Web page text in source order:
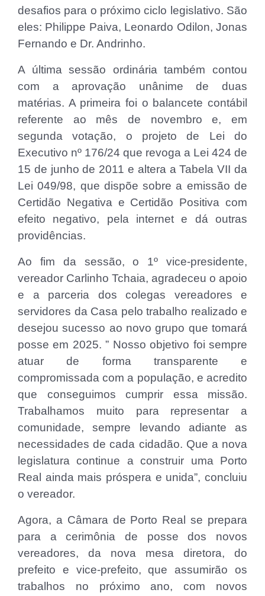
desafios para o próximo ciclo legislativo. São
eles: Philippe Paiva, Leonardo Odilon, Jonas
Fernando e Dr. Andrinho.
A última sessão ordinária também contou
com a aprovação unânime de duas
matérias. A primeira foi o balancete contábil
referente ao mês de novembro e, em
segunda votação, o projeto de Lei do
Executivo nº 176/24 que revoga a Lei 424 de
15 de junho de 2011 e altera a Tabela VII da
Lei 049/98, que dispõe sobre a emissão de
Certidão Negativa e Certidão Positiva com
efeito negativo, pela internet e dá outras
providências.
Ao fim da sessão, o 1º vice-presidente,
vereador Carlinho Tchaia, agradeceu o apoio
e a parceria dos colegas vereadores e
servidores da Casa pelo trabalho realizado e
desejou sucesso ao novo grupo que tomará
posse em 2025. ” Nosso objetivo foi sempre
atuar de forma transparente e
compromissada com a população, e acredito
que conseguimos cumprir essa missão.
Trabalhamos muito para representar a
comunidade, sempre levando adiante as
necessidades de cada cidadão. Que a nova
legislatura continue a construir uma Porto
Real ainda mais próspera e unida”, concluiu
o vereador.
Agora, a Câmara de Porto Real se prepara
para a cerimônia de posse dos novos
vereadores, da nova mesa diretora, do
prefeito e vice-prefeito, que assumirão os
trabalhos no próximo ano, com novos